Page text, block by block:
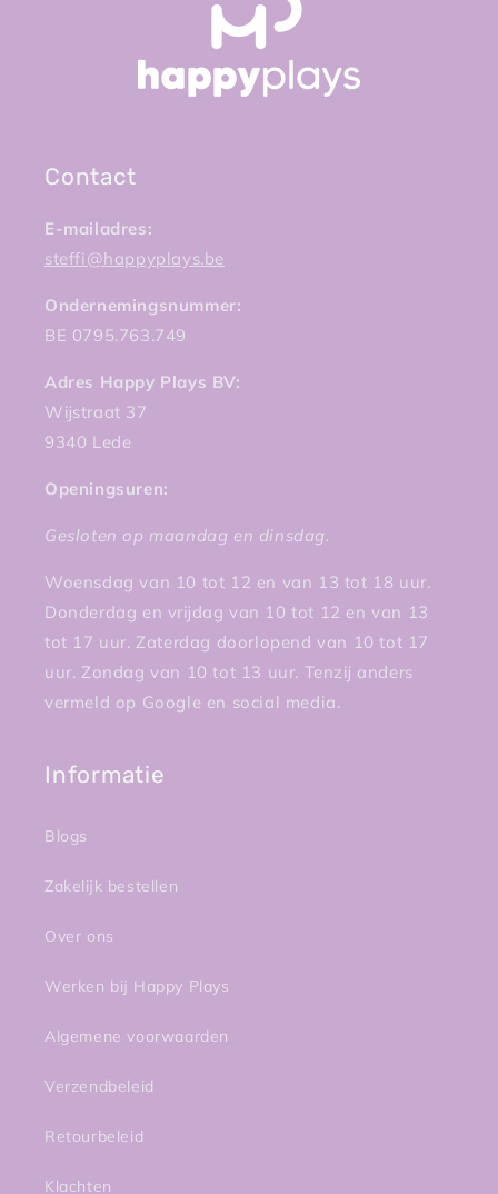
Contact
E-mailadres:
steffi@happyplays.be
Ondernemingsnummer:
BE 0795.763.749
Adres Happy Plays BV:
Wijstraat 37
9340 Lede
Openingsuren:
Gesloten op maandag en dinsdag.
Woensdag van 10 tot 12 en van 13 tot 18 uur.
Donderdag en vrijdag van 10 tot 12 en van 13
tot 17 uur. Zaterdag doorlopend van 10 tot 17
uur. Zondag van 10 tot 13 uur. Tenzij anders
vermeld op Google en social media.
Informatie
Blogs
Zakelijk bestellen
Over ons
Werken bij Happy Plays
Algemene voorwaarden
Verzendbeleid
Retourbeleid
Klachten